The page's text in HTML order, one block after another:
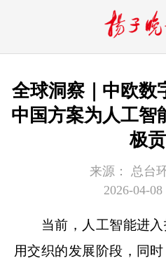
全球洞察｜中欧数
中国方案为人工智
极
来源：
总台
2026-04-
当前，人工智能进入
用交织的发展阶段，同